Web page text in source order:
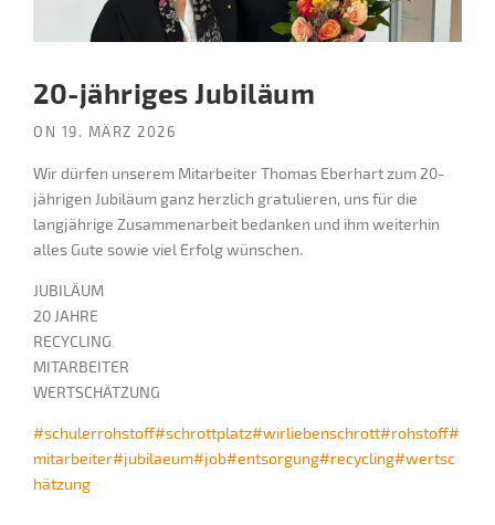
20-jähriges Jubiläum
ON 19. MÄRZ 2026
Wir dürfen unserem Mitarbeiter Thomas Eberhart zum 20-
jährigen Jubiläum ganz herzlich gratulieren, uns für die
langjährige Zusammenarbeit bedanken und ihm weiterhin
alles Gute sowie viel Erfolg wünschen.
JUBILÄUM
20 JAHRE
RECYCLING
MITARBEITER
WERTSCHÄTZUNG
#schulerrohstoff#schrottplatz#wirliebenschrott#rohstoff#
mitarbeiter#jubilaeum#job#entsorgung#recycling#wertsc
hätzung